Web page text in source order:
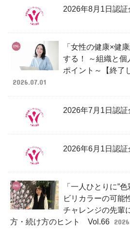
2026年8月1日認証
「女性の健康×健
する！ ～組織と個
ポイント～【終了
2026.07.01
2026年7月1日認証
2026年6月1日認証
「一人ひとりに”
ビリカラーの可
チャレンジの先輩
方・続け方のヒント Vol.66